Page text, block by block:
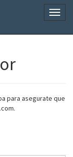
para asegurate que